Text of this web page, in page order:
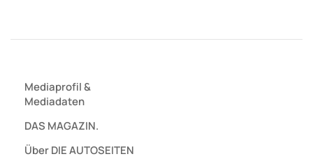
Mediaprofil&
Mediadaten
DAS MAGAZIN.
Über DIE AUTOSEITEN